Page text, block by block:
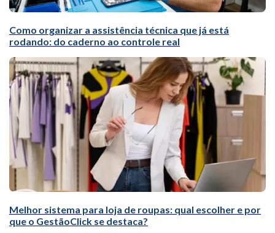
Como organizar a assistência técnica que já está
rodando: do caderno ao controle real
Melhor sistema para loja de roupas: qual escolher e por
que o GestãoClick se destaca?